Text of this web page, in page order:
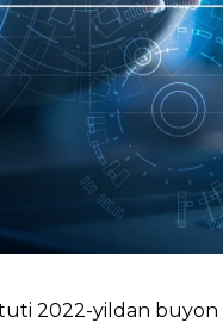
2022-yildan buyon